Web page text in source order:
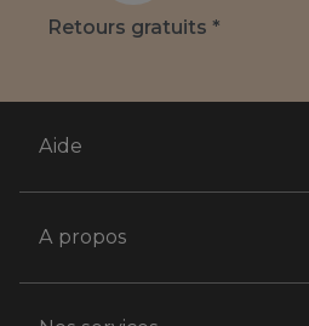
Retours gratuits *
Aide
A propos